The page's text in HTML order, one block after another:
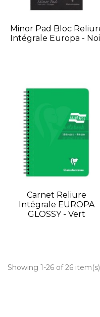
Minor Pad Bloc
Intégrale Europa -
Carnet Reliure
Intégrale EUROPA
GLOSSY - Vert
Showing 1-26 of 26 item(s)